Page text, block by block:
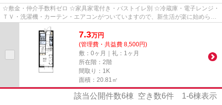
☆敷金・仲介手数料ゼロ ☆家具家電付き・バストイレ別 ☆冷蔵庫・電子レンジ・
ＴＶ・洗濯機・カーテン・エアコンがついていますので、新生活が楽に始められ
7.3万円
(管理費・共益費 8,500円)
敷：0ヶ月｜礼：1ヶ月
所在階：2階
間取り：1K
面積：20.81㎡
該当公開件数6棟 空き数6件 1-6棟表示